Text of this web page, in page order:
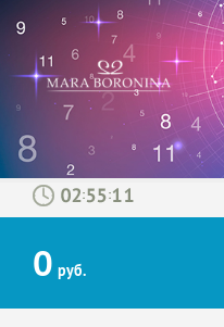
: :
0 руб.